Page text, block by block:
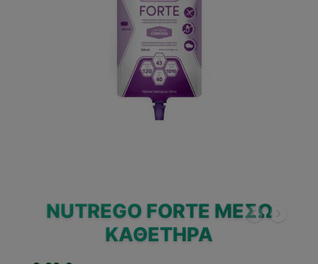
NUTREGO FORTE ΜΈΣΩ
ΚΑΘΕΤΉΡΑ